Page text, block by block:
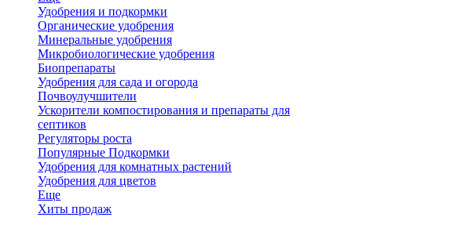
Удобрения и подкормки
Органические удобрения
Минеральные удобрения
Микробиологические удобрения
Биопрепараты
Удобрения для сада и огорода
Почвоулучшители
Ускорители компостирования и препараты для
септиков
Регуляторы роста
Популярные Подкормки
Удобрения для комнатных растений
Удобрения для цветов
Еще
Хиты продаж